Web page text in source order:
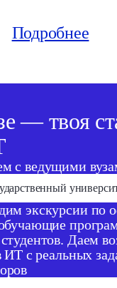
Подробнее
— твоя
с ведущими
экскурсии по
Даем
ИТ с реальных